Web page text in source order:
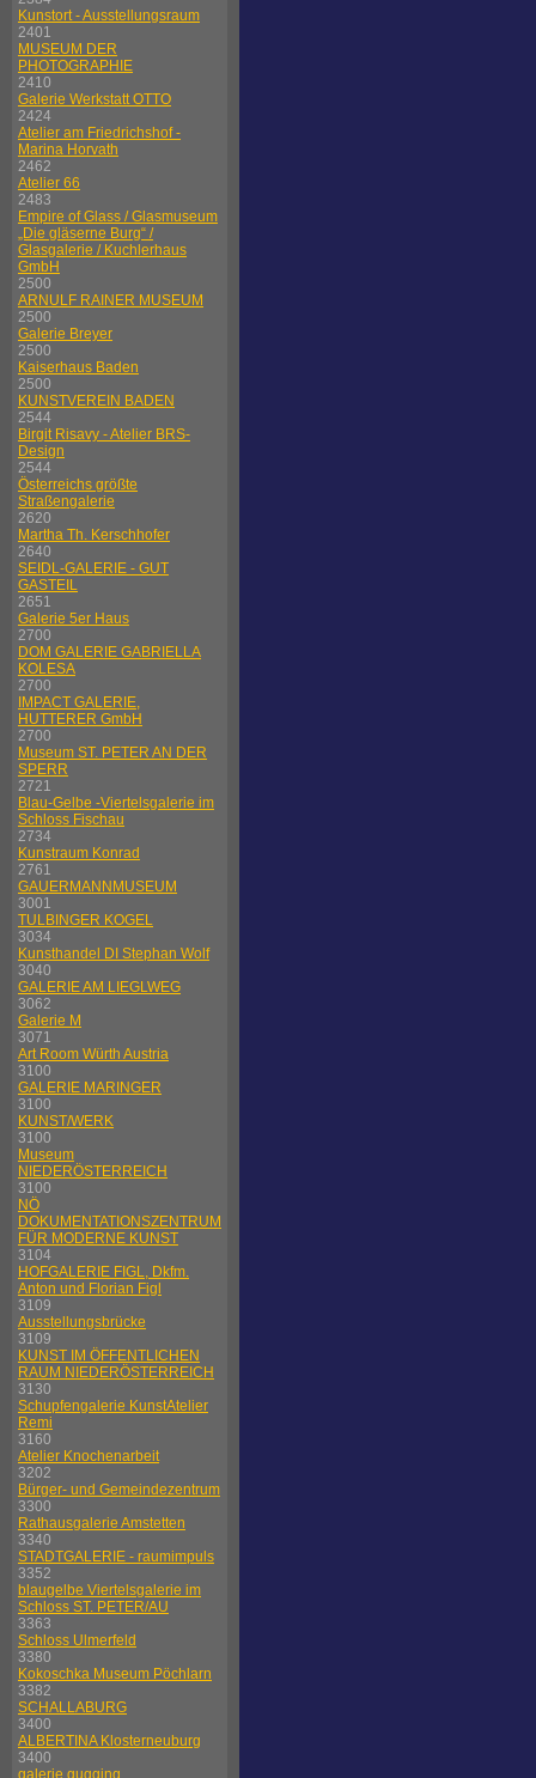
Kunstort - Ausstellungsraum
2401
MUSEUM DER
PHOTOGRAPHIE
2410
Galerie Werkstatt OTTO
2424
Atelier am Friedrichshof -
Marina Horvath
2462
Atelier 66
2483
Empire of Glass / Glasmuseum
„Die gläserne Burg“ /
Glasgalerie / Kuchlerhaus
GmbH
2500
ARNULF RAINER MUSEUM
2500
Galerie Breyer
2500
Kaiserhaus Baden
2500
KUNSTVEREIN BADEN
2544
Birgit Risavy - Atelier BRS-
Design
2544
Österreichs größte
Straßengalerie
2620
Martha Th. Kerschhofer
2640
SEIDL-GALERIE - GUT
GASTEIL
2651
Galerie 5er Haus
2700
DOM GALERIE GABRIELLA
KOLESA
2700
IMPACT GALERIE,
HUTTERER GmbH
2700
Museum ST. PETER AN DER
SPERR
2721
Blau-Gelbe -Viertelsgalerie im
Schloss Fischau
2734
Kunstraum Konrad
2761
GAUERMANNMUSEUM
3001
TULBINGER KOGEL
3034
Kunsthandel DI Stephan Wolf
3040
GALERIE AM LIEGLWEG
3062
Galerie M
3071
Art Room Würth Austria
3100
GALERIE MARINGER
3100
KUNST/WERK
3100
Museum
NIEDERÖSTERREICH
3100
NÖ
DOKUMENTATIONSZENTRUM
FÜR MODERNE KUNST
3104
HOFGALERIE FIGL, Dkfm.
Anton und Florian Figl
3109
Ausstellungsbrücke
3109
KUNST IM ÖFFENTLICHEN
RAUM NIEDERÖSTERREICH
3130
Schupfengalerie KunstAtelier
Remi
3160
Atelier Knochenarbeit
3202
Bürger- und Gemeindezentrum
3300
Rathausgalerie Amstetten
3340
STADTGALERIE - raumimpuls
3352
blaugelbe Viertelsgalerie im
Schloss ST. PETER/AU
3363
Schloss Ulmerfeld
3380
Kokoschka Museum Pöchlarn
3382
SCHALLABURG
3400
ALBERTINA Klosterneuburg
3400
galerie gugging